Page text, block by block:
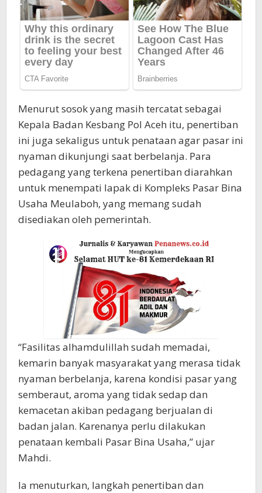
Menurut sosok yang masih tercatat sebagai
Kepala Badan Kesbang Pol Aceh itu, penertiban
ini juga sekaligus untuk penataan agar pasar ini
nyaman dikunjungi saat berbelanja. Para
pedagang yang terkena penertiban diarahkan
untuk menempati lapak di Kompleks Pasar Bina
Usaha Meulaboh, yang memang sudah
disediakan oleh pemerintah.
“Fasilitas alhamdulillah sudah memadai,
kemarin banyak masyarakat yang merasa tidak
nyaman berbelanja, karena kondisi pasar yang
semberaut, aroma yang tidak sedap dan
kemacetan akiban pedagang berjualan di
badan jalan. Karenanya perlu dilakukan
penataan kembali Pasar Bina Usaha,” ujar
Mahdi.
Ia menuturkan, langkah penertiban dan